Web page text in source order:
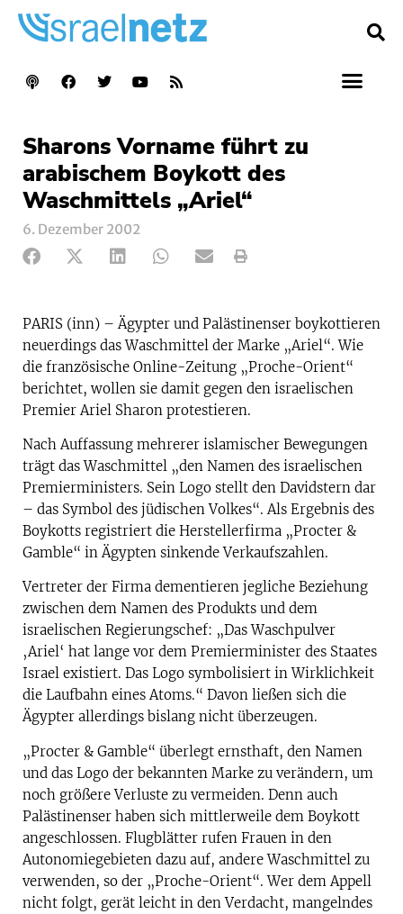
Sharons Vorname führt zu
arabischem Boykott des
Waschmittels „Ariel“
6. Dezember 2002
PARIS (inn) – Ägypter und Palästinenser boykottieren
neuerdings das Waschmittel der Marke „Ariel“. Wie
die französische Online-Zeitung „Proche-Orient“
berichtet, wollen sie damit gegen den israelischen
Premier Ariel Sharon protestieren.
Nach Auffassung mehrerer islamischer Bewegungen
trägt das Waschmittel „den Namen des israelischen
Premierministers. Sein Logo stellt den Davidstern dar
– das Symbol des jüdischen Volkes“. Als Ergebnis des
Boykotts registriert die Herstellerfirma „Procter &
Gamble“ in Ägypten sinkende Verkaufszahlen.
Vertreter der Firma dementieren jegliche Beziehung
zwischen dem Namen des Produkts und dem
israelischen Regierungschef: „Das Waschpulver
‚Ariel‘ hat lange vor dem Premierminister des Staates
Israel existiert. Das Logo symbolisiert in Wirklichkeit
die Laufbahn eines Atoms.“ Davon ließen sich die
Ägypter allerdings bislang nicht überzeugen.
„Procter & Gamble“ überlegt ernsthaft, den Namen
und das Logo der bekannten Marke zu verändern, um
noch größere Verluste zu vermeiden. Denn auch
Palästinenser haben sich mittlerweile dem Boykott
angeschlossen. Flugblätter rufen Frauen in den
Autonomiegebieten dazu auf, andere Waschmittel zu
verwenden, so der „Proche-Orient“. Wer dem Appell
nicht folgt, gerät leicht in den Verdacht, mangelndes